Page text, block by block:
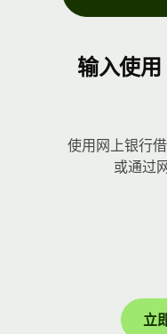
输入使
使用网上银行
或通过
立